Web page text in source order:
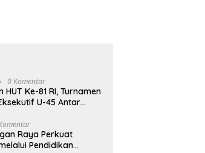
0 Komentar
Ke-81 RI, Turnamen
U-45 Antar
Raya Perkuat
Pendidikan